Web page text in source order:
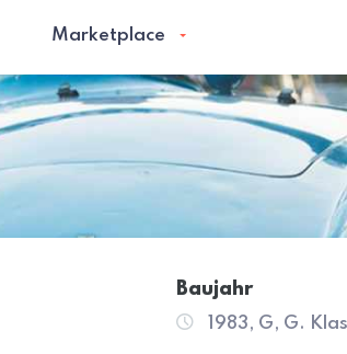
Marketplace
Baujahr
1983, G, G.